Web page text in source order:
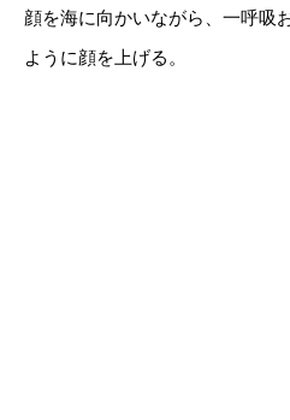
顔を海に向かいながら、一呼吸
ように顔を上げる。